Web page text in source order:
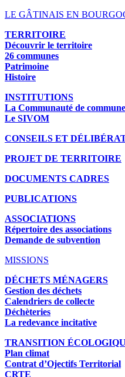
LE GÂTINAIS EN
TERRITOIRE
Découvrir le territoire
26 communes
Patrimoine
Histoire
INSTITUTIONS
La Communauté de
Le SIVOM
CONSEILS ET
PROJET DE TERRITOIRE
DOCUMENTS CADRES
PUBLICATIONS
ASSOCIATIONS
Répertoire des associations
Demande de subvention
MISSIONS
DÉCHETS MÉNAGERS
Gestion des déchets
Calendriers de collecte
Déchèteries
La redevance incitative
TRANSITION
Plan climat
Contrat d’Ojectifs Territorial
CRTE